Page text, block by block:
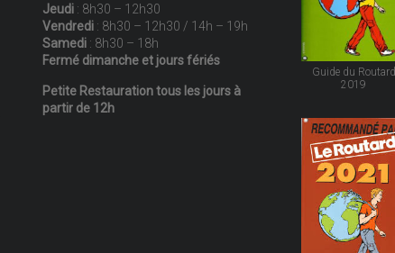
Jeudi: 8h30 – 12h30
Vendredi: 8h30 – 12h30 / 14h – 19h
Samedi: 8h30 – 18h
Fermé dimanche et jours fériés
Petite Restauration tous les jours à
partir de 12h
Guide du Routard
2019